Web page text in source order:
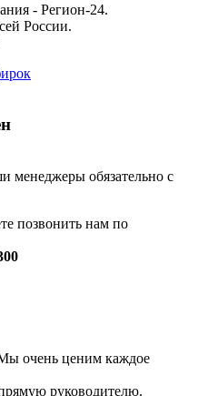
- Регион-24.
России.
менеджеры обязательно с
позвонить нам по
очень ценим каждое
руководителю.